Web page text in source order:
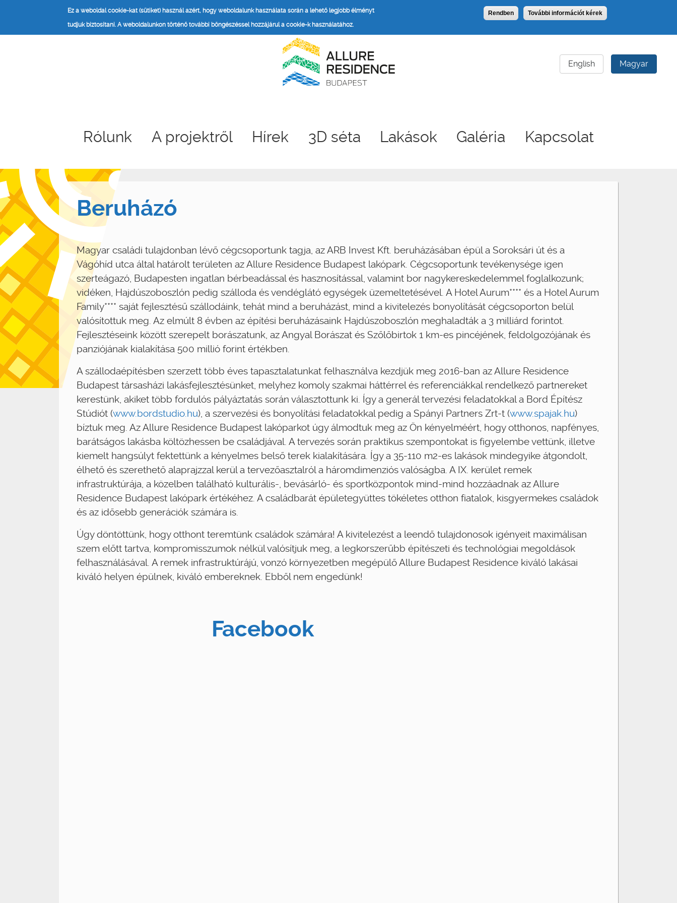
Ez a weboldal cookie-kat (sütiket) használ azért, hogy weboldalunk használata során a lehető legjobb élményt
tudjuk biztosítani. A weboldalunkon történő további böngészéssel hozzájárul a cookie-k használatához.
Rendben További információt kérek
Rólunk A projektről Hírek 3D séta Lakások Galéria Kapcsolat
English Magyar
Beruházó
Magyar családi tulajdonban lévő cégcsoportunk tagja, az ARB Invest Kft. beruházásában épül a Soroksári út és a
Vágóhíd utca által határolt területen az Allure Residence Budapest lakópark. Cégcsoportunk tevékenysége igen
szerteágazó, Budapesten ingatlan bérbeadással és hasznosítással, valamint bor nagykereskedelemmel foglalkozunk;
vidéken, Hajdúszoboszlón pedig szálloda és vendéglátó egységek üzemeltetésével. A Hotel Aurum**** és a Hotel Aurum
Family**** saját fejlesztésű szállodáink, tehát mind a beruházást, mind a kivitelezés bonyolítását cégcsoporton belül
valósítottuk meg. Az elmúlt 8 évben az építési beruházásaink Hajdúszoboszlón meghaladták a 3 milliárd forintot.
Fejlesztéseink között szerepelt borászatunk, az Angyal Borászat és Szőlőbirtok 1 km-es pincéjének, feldolgozójának és
panziójának kialakítása 500 millió forint értékben.
A szállodaépítésben szerzett több éves tapasztalatunkat felhasználva kezdjük meg 2016-ban az Allure Residence
Budapest társasházi lakásfejlesztésünket, melyhez komoly szakmai háttérrel és referenciákkal rendelkező partnereket
kerestünk, akiket több fordulós pályáztatás során választottunk ki. Így a generál tervezési feladatokkal a Bord Építész
Stúdiót (www.bordstudio.hu), a szervezési és bonyolítási feladatokkal pedig a Spányi Partners Zrt-t (www.spajak.hu)
bíztuk meg. Az Allure Residence Budapest lakóparkot úgy álmodtuk meg az Ön kényelméért, hogy otthonos, napfényes,
barátságos lakásba költözhessen be családjával. A tervezés során praktikus szempontokat is figyelembe vettünk, illetve
kiemelt hangsúlyt fektettünk a kényelmes belső terek kialakítására. Így a 35-110 m2-es lakások mindegyike átgondolt,
élhető és szerethető alaprajzzal kerül a tervezőasztalról a háromdimenziós valóságba. A IX. kerület remek
infrastruktúrája, a közelben található kulturális-, bevásárló- és sportközpontok mind-mind hozzáadnak az Allure
Residence Budapest lakópark értékéhez. A családbarát épületegyüttes tökéletes otthon fiatalok, kisgyermekes családok
és az idősebb generációk számára is.
Úgy döntöttünk, hogy otthont teremtünk családok számára! A kivitelezést a leendő tulajdonosok igényeit maximálisan
szem előtt tartva, kompromisszumok nélkül valósítjuk meg, a legkorszerűbb építészeti és technológiai megoldások
felhasználásával. A remek infrastruktúrájú, vonzó környezetben megépülő Allure Budapest Residence kiváló lakásai
kiváló helyen épülnek, kiváló embereknek. Ebből nem engedünk!
Facebook